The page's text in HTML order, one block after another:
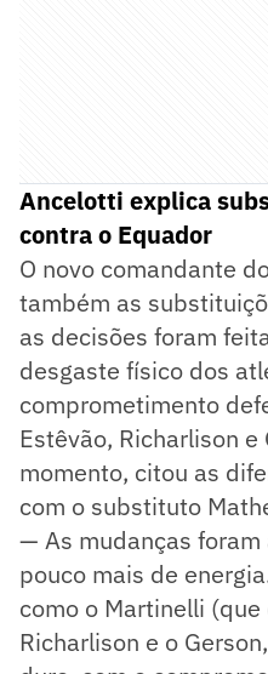
Ancelotti explica
contra o Equador
O novo comandante
também as
as decisões foram
desgaste físico dos
comprometimento
Estêvão, Richarlison e
momento, citou as
com o substituto
— As mudanças
pouco mais de
como o Martinelli
Richarlison e o